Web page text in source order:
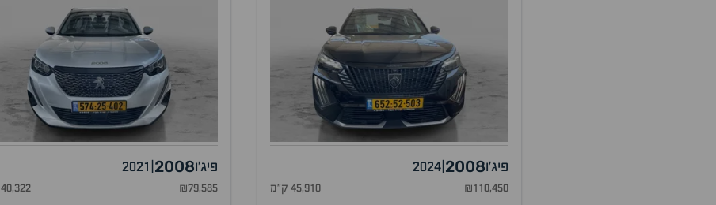
פיג'ו2008
|
2024
₪110,450 45,910 ק"מ
פיג'ו2008
2021
₪79,585 40,322 ק"מ